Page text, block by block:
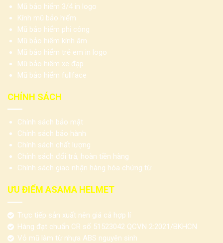
Mũ bảo hiểm 3/4 in logo
Kính mũ bảo hiểm
Mũ bảo hiểm phi công
Mũ bảo hiểm kính âm
Mũ bảo hiểm trẻ em in logo
Mũ bảo hiểm xe đạp
Mũ bảo hiểm fullface
CHÍNH SÁCH
Chính sách bảo mật
Chính sách bảo hành
Chính sách chất lượng
Chính sách đổi trả, hoàn tiền hàng
Chính sách giao nhận hàng hóa chứng từ
ƯU ĐIỂM ASAMA HELMET
Trực tiếp sản xuất nên giá cả hợp lí
Hàng đạt chuẩn CR số 51523042 QCVN 2:2021/BKHCN
Vỏ mũ làm từ nhựa ABS nguyên sinh